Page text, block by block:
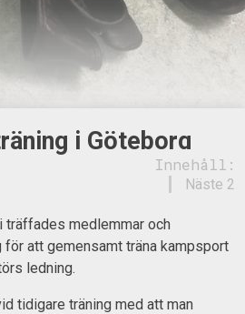
i Göteborg
Innehåll:
Näste 2
träffades medlemmar och
att gemensamt träna kampsport
ledning.
tidigare träning med att man